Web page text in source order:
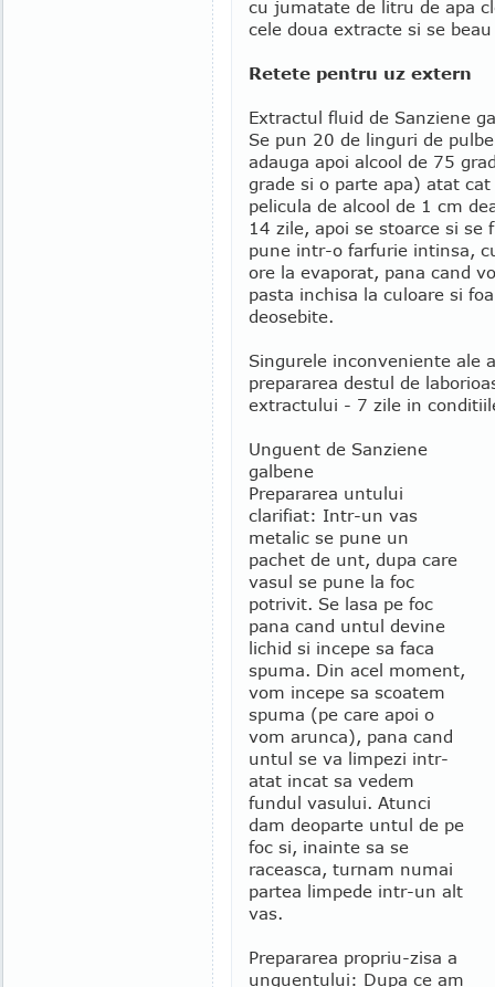
cu jumatate de litru de apa
cele doua extracte si se
Retete pentru uz extern
Extractul fluid de Sanziene
Se pun 20 de linguri de
adauga apoi alcool de 75
grade si o parte apa) atat
pelicula de alcool de 1 cm
14 zile, apoi se stoarce si
pune intr-o farfurie intinsa,
ore la evaporat, pana cand
pasta inchisa la culoare si
deosebite.
Singurele inconveniente ale
prepararea destul de
extractului - 7 zile in
Unguent de Sanziene
galbene
Prepararea untului
clarifiat: Intr-un vas
metalic se pune un
pachet de unt, dupa care
vasul se pune la foc
potrivit. Se lasa pe foc
pana cand untul devine
lichid si incepe sa faca
spuma. Din acel moment,
vom incepe sa scoatem
spuma (pe care apoi o
vom arunca), pana cand
untul se va limpezi intr-
atat incat sa vedem
fundul vasului. Atunci
dam deoparte untul de pe
foc si, inainte sa se
raceasca, turnam numai
partea limpede intr-un alt
vas.
Prepararea propriu-zisa a
unguentului: Dupa ce am